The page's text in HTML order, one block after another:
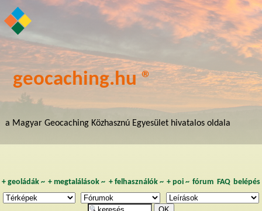
geocaching.hu ®
a Magyar Geocaching Közhasznú Egyesület hivatalos oldala
+ geoládák~ +megtalálások ~ + felhasználók~ + poi~ fórum FAQ belépés